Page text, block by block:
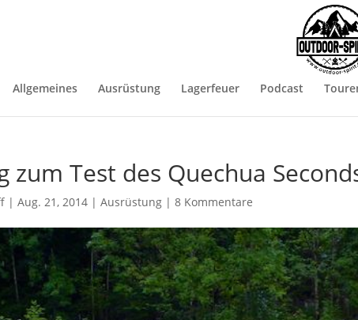
Allgemeines Ausrüstung Lagerfeuer Podcast
zum Test des Quechua
|Aug. 21, 2014 |Ausrüstung |8 Kommentare